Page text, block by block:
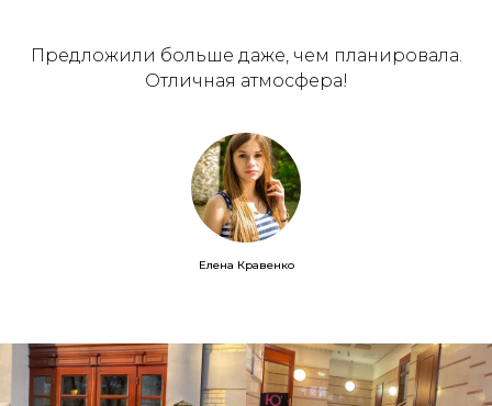
Предложили больше даже, чем планировала.
Отличная атмосфера!
Елена Кравенко